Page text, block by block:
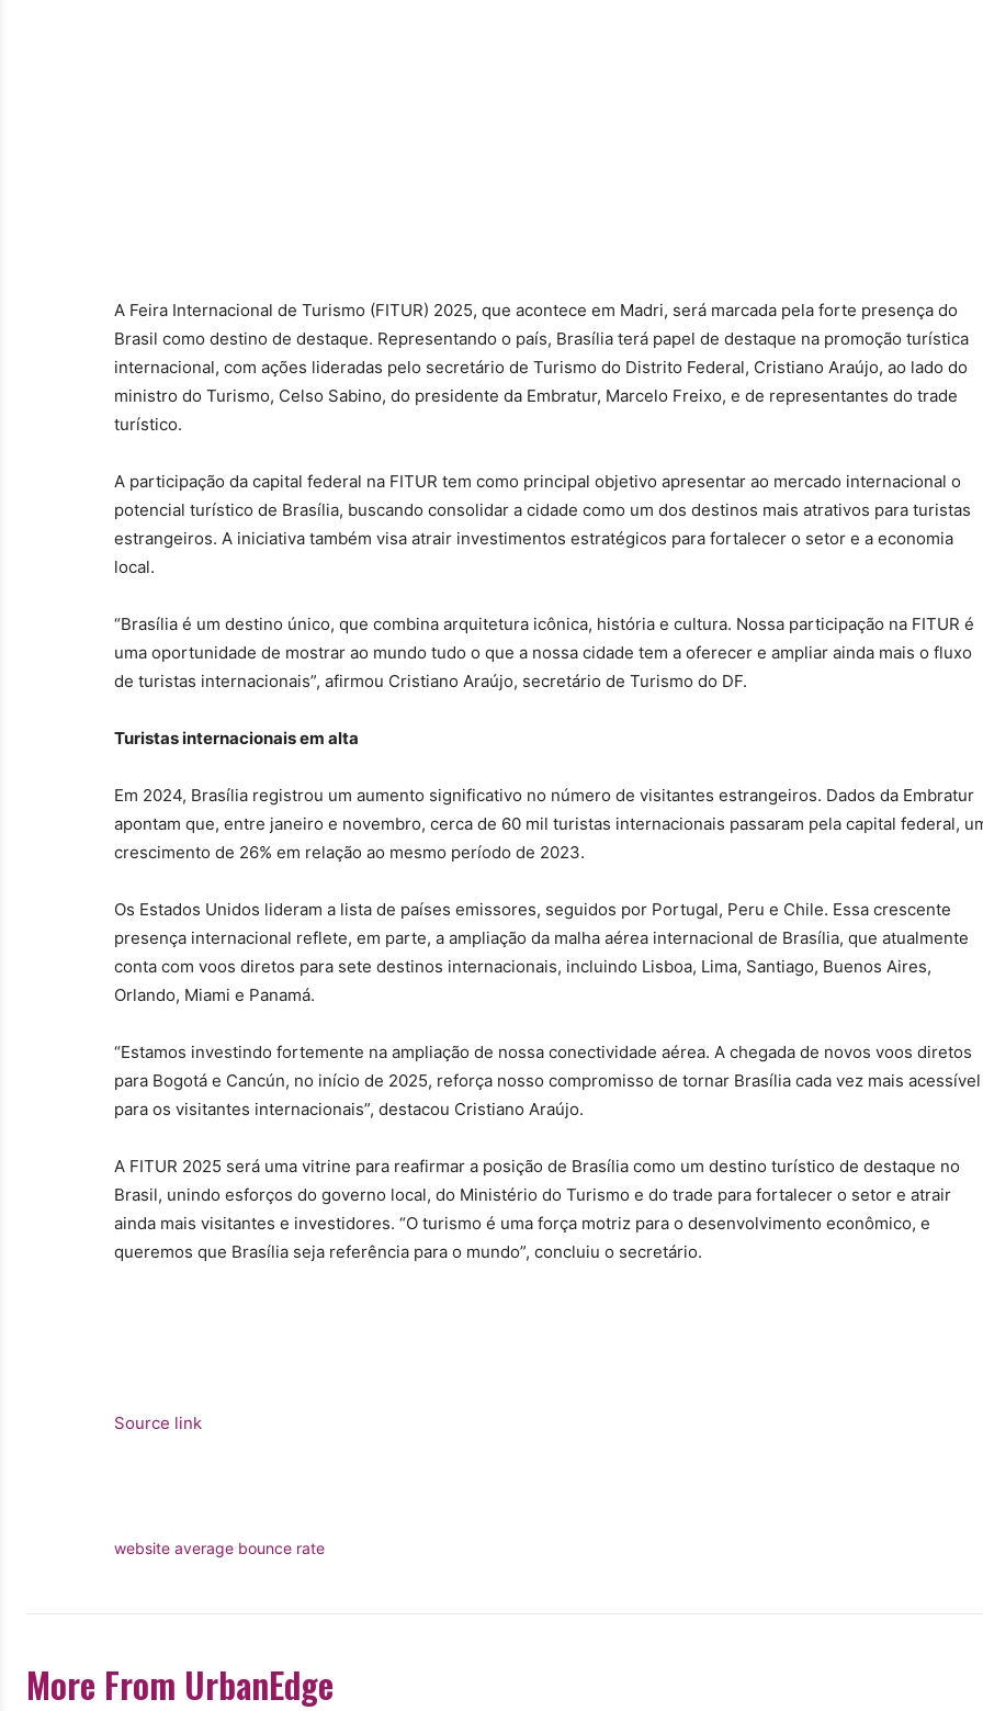
A Feira Internacional de Turismo (FITUR) 2025, que acontece em Madri, será marcada pela forte presença do
Brasil como destino de destaque. Representando o país, Brasília terá papel de destaque na promoção turística
internacional, com ações lideradas pelo secretário de Turismo do Distrito Federal, Cristiano Araújo, ao lado do
ministro do Turismo, Celso Sabino, do presidente da Embratur, Marcelo Freixo, e de representantes do trade
turístico.
A participação da capital federal na FITUR tem como principal objetivo apresentar ao mercado internacional o
potencial turístico de Brasília, buscando consolidar a cidade como um dos destinos mais atrativos para turistas
estrangeiros. A iniciativa também visa atrair investimentos estratégicos para fortalecer o setor e a economia
local.
“Brasília é um destino único, que combina arquitetura icônica, história e cultura. Nossa participação na FITUR é
uma oportunidade de mostrar ao mundo tudo o que a nossa cidade tem a oferecer e ampliar ainda mais o fluxo
de turistas internacionais”, afirmou Cristiano Araújo, secretário de Turismo do DF.
Turistas internacionais em alta
Em 2024, Brasília registrou um aumento significativo no número de visitantes estrangeiros. Dados da Embratur
apontam que, entre janeiro e novembro, cerca de 60 mil turistas internacionais passaram pela capital federal,
crescimento de 26% em relação ao mesmo período de 2023.
Os Estados Unidos lideram a lista de países emissores, seguidos por Portugal, Peru e Chile. Essa crescente
presença internacional reflete, em parte, a ampliação da malha aérea internacional de Brasília, que atualmente
conta com voos diretos para sete destinos internacionais, incluindo Lisboa, Lima, Santiago, Buenos Aires,
Orlando, Miami e Panamá.
“Estamos investindo fortemente na ampliação de nossa conectividade aérea. A chegada de novos voos diretos
para Bogotá e Cancún, no início de 2025, reforça nosso compromisso de tornar Brasília cada vez mais acessível
para os visitantes internacionais”, destacou Cristiano Araújo.
A FITUR 2025 será uma vitrine para reafirmar a posição de Brasília como um destino turístico de destaque no
Brasil, unindo esforços do governo local, do Ministério do Turismo e do trade para fortalecer o setor e atrair
ainda mais visitantes e investidores. “O turismo é uma força motriz para o desenvolvimento econômico, e
queremos que Brasília seja referência para o mundo”, concluiu o secretário.
Source link
website average bounce rate
More From UrbanEdge